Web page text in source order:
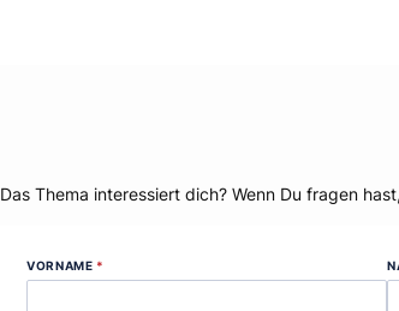
Das Thema interessiert dich? Wenn Du fragen
VORNAME *